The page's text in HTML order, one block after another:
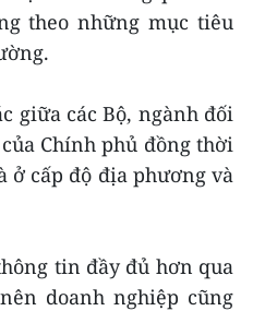
theo những mục tiêu
giữa các Bộ, ngành đối
Chính phủ đồng thời
ở cấp độ địa phương và
tin đầy đủ hơn qua
doanh nghiệp cũng